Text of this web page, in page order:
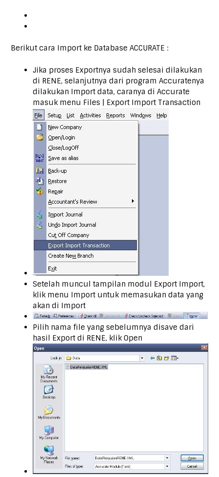
Berikut cara Import ke Database ACCURATE :
Jika proses Exportnya sudah selesai dilakukan
di RENE, selanjutnya dari program Accuratenya
dilakukan Import data, caranya di Accurate
masuk menu Files | Export Import Transaction
Setelah muncul tampilan modul Export Import,
klik menu Import untuk memasukan data yang
akan di Import
Pilih nama file yang sebelumnya disave dari
hasil Export di RENE, klik Open